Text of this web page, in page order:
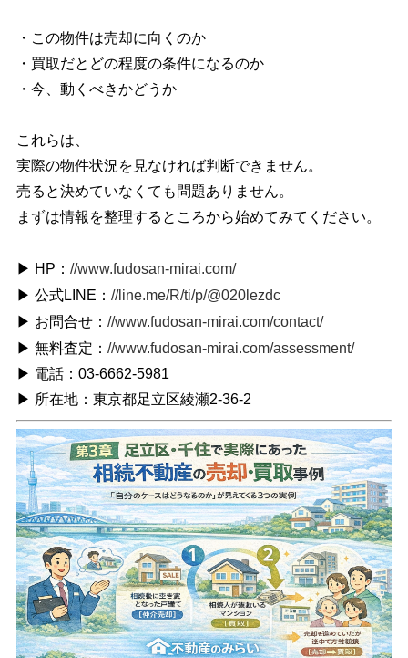
・この物件は売却に向くのか
・買取だとどの程度の条件になるのか
・今、動くべきかどうか
これらは、
実際の物件状況を見なければ判断できません。
売ると決めていなくても問題ありません。
まずは情報を整理するところから始めてみてください。
▶ HP： //www.fudosan-mirai.com/
▶ 公式LINE： //line.me/R/ti/p/@020lezdc
▶ お問合せ： //www.fudosan-mirai.com/contact/
▶ 無料査定： //www.fudosan-mirai.com/assessment/
▶ 電話：03-6662-5981
▶ 所在地：東京都足立区綾瀬2-36-2